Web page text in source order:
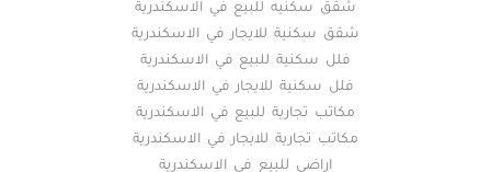
شقق سكنيه للبيع في الاسكندرية
شقق سكنية للايجار في الاسكندرية
فلل سكنية للبيع في الاسكندرية
فلل سكنية للايجار في الاسكندرية
مكاتب تجارية للبيع في الاسكندرية
مكاتب تجارية للايجار في الاسكندرية
اراضي للبيع في الاسكندرية